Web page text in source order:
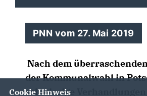
PNN vom 27. Mai 2019
Nach dem
der Kommunalwahl in
schwierige Verhandlungen
Cookie Hinweis